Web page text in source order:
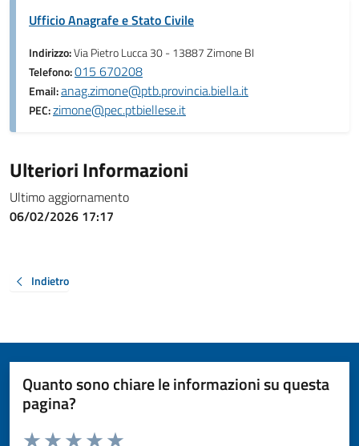
Ufficio Anagrafe e Stato Civile
Indirizzo:Via Pietro Lucca 30 - 13887 Zimone BI
Telefono:015 670208
Email:anag.zimone@ptb.provincia.biella.it
PEC:zimone@pec.ptbiellese.it
Ulteriori Informazioni
Ultimo aggiornamento
06/02/2026 17:17
Indietro
Quanto sono chiare le informazioni su questa
pagina?
Valuta da 1 a 5 stelle la pagina